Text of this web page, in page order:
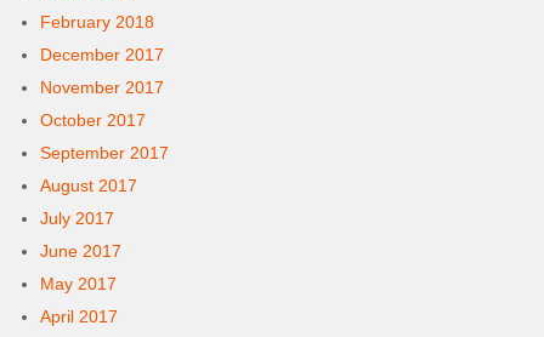
February 2018
December 2017
November 2017
October 2017
September 2017
August 2017
July 2017
June 2017
May 2017
April 2017